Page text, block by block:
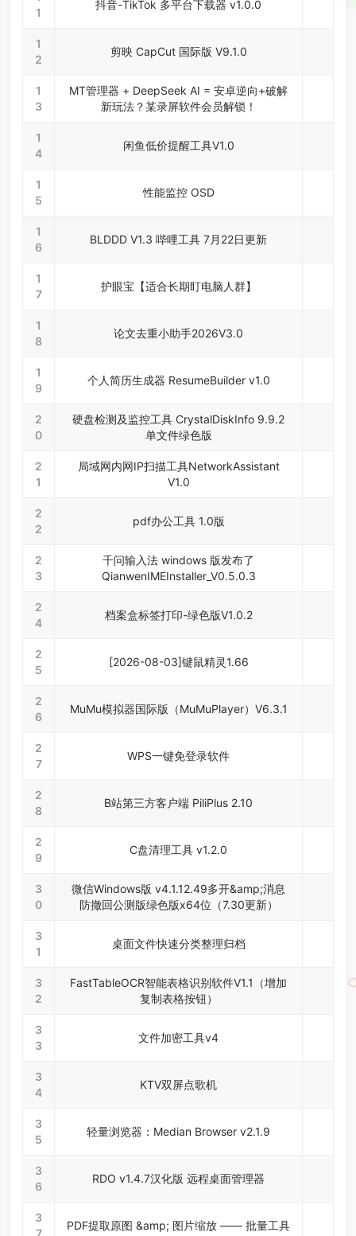
1
抖音-TikTok 多平台下载器 v1.0.0
1
2
剪映 CapCut 国际版 V9.1.0
1
3
MT管理器 + DeepSeek AI = 安卓逆向+破解
新玩法？某录屏软件会员解锁！
1
4
闲鱼低价提醒工具V1.0
1
5
性能监控 OSD
1
6
BLDDD V1.3 哔哩工具 7月22日更新
1
7
护眼宝【适合长期盯电脑人群】
1
8
论文去重小助手2026V3.0
1
9
个人简历生成器 ResumeBuilder v1.0
2
0
硬盘检测及监控工具 CrystalDiskInfo 9.9.2
单文件绿色版
2
1
局域网内网IP扫描工具NetworkAssistant
V1.0
2
2
pdf办公工具 1.0版
2
3
千问输入法 windows 版发布了
QianwenIMEInstaller_V0.5.0.3
2
4
档案盒标签打印-绿色版V1.0.2
2
5
[2026-08-03]键鼠精灵1.66
2
6
MuMu模拟器国际版（MuMuPlayer）V6.3.1
2
7
WPS一键免登录软件
2
8
B站第三方客户端 PiliPlus 2.10
2
9
C盘清理工具 v1.2.0
3
0
微信Windows版 v4.1.12.49多开&amp;消息
防撤回公测版绿色版x64位（7.30更新）
3
1
桌面文件快速分类整理归档
3
2
FastTableOCR智能表格识别软件V1.1（增加
复制表格按钮）
3
3
文件加密工具v4
3
4
KTV双屏点歌机
3
5
轻量浏览器：Median Browser v2.1.9
3
6
RDO v1.4.7汉化版 远程桌面管理器
3
7
PDF提取原图 &amp; 图片缩放 —— 批量工具